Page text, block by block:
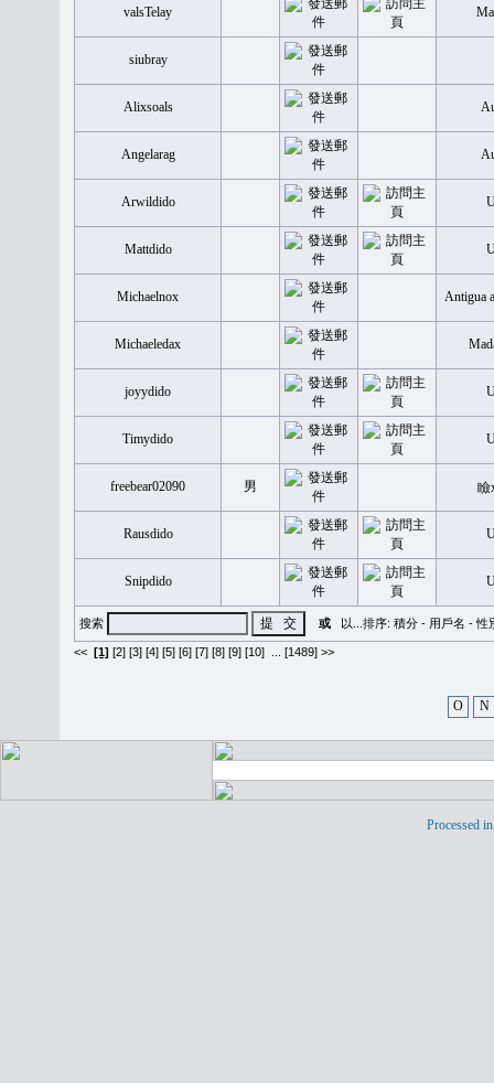
valsTelay
siubray
Alixsoals
Angelarag
Arwildido
Mattdido
Michaelnox Antigua
Michaeledax
joyydido
Timydido
freebear02090 男
Rausdido
Snipdido
搜索 或 以...排序: 積分 - 用戶名 -性
<< [1] [2] [3] [4] [5] [6] [7] [8] [9] [10] [1489] >>
O N
Processed